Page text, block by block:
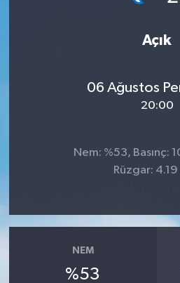
Açık
06 Ağustos
20:00
Nem: %53, Basınç:
Rüzgar:
NEM
%53